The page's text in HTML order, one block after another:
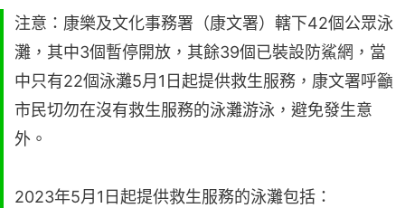
注意：康樂及文化事務署（康文署）轄下42個公眾泳
灘，其中3個暫停開放，其餘39個已裝設防鯊網，當
中只有22個泳灘5月1日起提供救生服務，康文署呼籲
市民切勿在沒有救生服務的泳灘游泳，避免發生意
外。
2023年5月1日起提供救生服務的泳灘包括：